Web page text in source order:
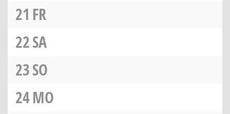
21 FR
22SA
23SO
24MO